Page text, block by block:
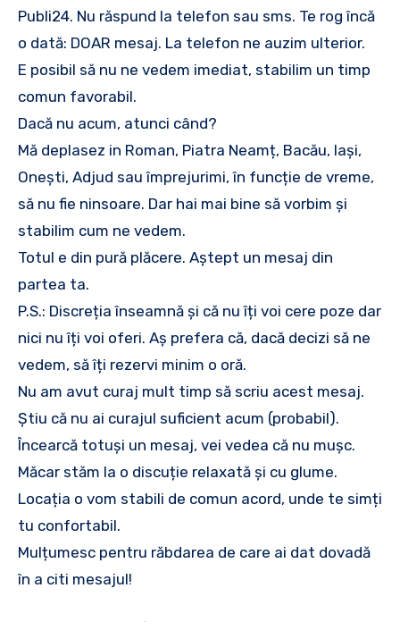
Publi24. Nu răspund la telefon sau sms. Te rog încă
o dată: DOAR mesaj. La telefon ne auzim ulterior.
E posibil să nu ne vedem imediat, stabilim un timp
comun favorabil.
Dacă nu acum, atunci când?
Mă deplasez in Roman, Piatra Neamț, Bacău, Iași,
Onești, Adjud sau împrejurimi, în funcție de vreme,
să nu fie ninsoare. Dar hai mai bine să vorbim și
stabilim cum ne vedem.
Totul e din pură plăcere. Aștept un mesaj din
partea ta.
P.S.: Discreția înseamnă și că nu îți voi cere poze dar
nici nu îți voi oferi. Aș prefera că, dacă decizi să ne
vedem, să îți rezervi minim o oră.
Nu am avut curaj mult timp să scriu acest mesaj.
Știu că nu ai curajul suficient acum (probabil).
Încearcă totuși un mesaj, vei vedea că nu mușc.
Măcar stăm la o discuție relaxată și cu glume.
Locația o vom stabili de comun acord, unde te simți
tu confortabil.
Mulțumesc pentru răbdarea de care ai dat dovadă
în a citi mesajul!